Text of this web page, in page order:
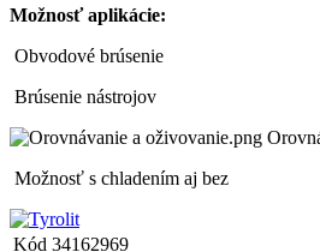
Možnosť aplikácie:
Obvodové brúsenie
Brúsenie nástrojov
Možnosť s chladením aj bez
Kód 34162969